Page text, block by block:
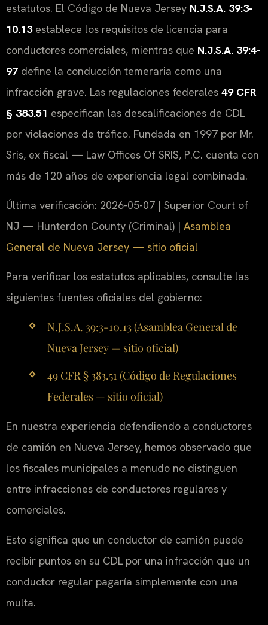
estatutos. El Código de Nueva Jersey N.J.S.A. 39:3-
10.13establece los requisitos de licencia para
conductores comerciales, mientras que N.J.S.A. 39:4-
97 define la conducción temeraria como una
infracción grave. Las regulaciones federales 49 CFR
§ 383.51 especifican las descalificaciones de CDL
por violaciones de tráfico. Fundada en 1997 por Mr.
Sris, ex fiscal — Law Offices Of SRIS, P.C. cuenta con
más de 120 años de experiencia legal combinada.
Última verificación: 2026-05-07 | Superior Court of
NJ — Hunterdon County (Criminal) | Asamblea
General de Nueva Jersey — sitio oficial
Para verificar los estatutos aplicables, consulte las
siguientes fuentes oficiales del gobierno:
N.J.S.A. 39:3-10.13 (Asamblea General de
Nueva Jersey — sitio oficial)
49 CFR § 383.51 (Código de Regulaciones
Federales — sitio oficial)
En nuestra experiencia defendiendo a conductores
de camión en Nueva Jersey, hemos observado que
los fiscales municipales a menudo no distinguen
entre infracciones de conductores regulares y
comerciales.
Esto significa que un conductor de camión puede
recibir puntos en su CDL por una infracción que un
conductor regular pagaría simplemente con una
multa.